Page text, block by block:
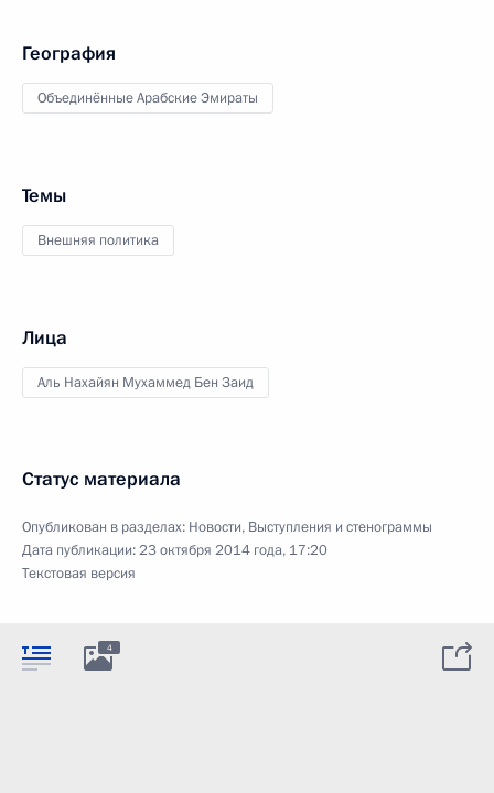
География
Объединённые Арабские Эмираты
Темы
Внешняя политика
Лица
Аль Нахайян Мухаммед Бен Заид
Статус материала
Опубликован в разделах: Новости, Выступления и стенограммы
Дата публикации:23 октября 2014 года, 17:20
Текстовая версия
4